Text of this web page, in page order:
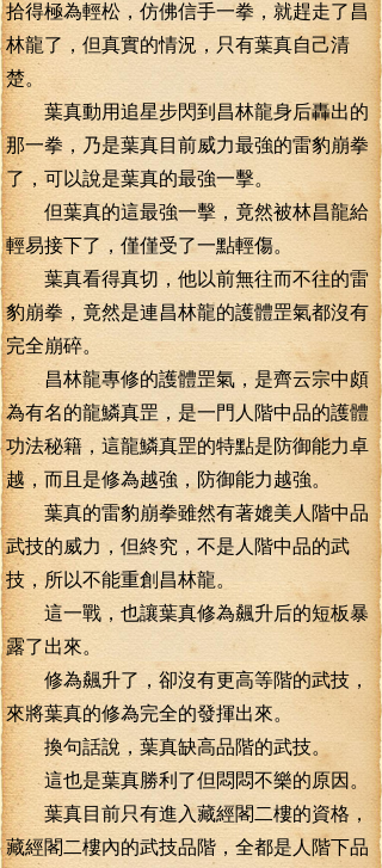
拾得極為輕松，仿佛信手一拳，就趕走了昌
林龍了，但真實的情況，只有葉真自己清
楚。
葉真動用追星步閃到昌林龍身后轟出的
那一拳，乃是葉真目前威力最強的雷豹崩拳
了，可以說是葉真的最強一擊。
但葉真的這最強一擊，竟然被林昌龍給
輕易接下了，僅僅受了一點輕傷。
葉真看得真切，他以前無往而不往的雷
豹崩拳，竟然是連昌林龍的護體罡氣都沒有
完全崩碎。
昌林龍專修的護體罡氣，是齊云宗中頗
為有名的龍鱗真罡，是一門人階中品的護體
功法秘籍，這龍鱗真罡的特點是防御能力卓
越，而且是修為越強，防御能力越強。
葉真的雷豹崩拳雖然有著媲美人階中品
武技的威力，但終究，不是人階中品的武
技，所以不能重創昌林龍。
這一戰，也讓葉真修為飆升后的短板暴
露了出來。
修為飆升了，卻沒有更高等階的武技，
來將葉真的修為完全的發揮出來。
換句話說，葉真缺高品階的武技。
這也是葉真勝利了但悶悶不樂的原因。
葉真目前只有進入藏經閣二樓的資格，
藏經閣二樓內的武技品階，全都是人階下品